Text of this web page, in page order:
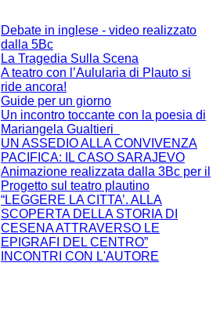
Debate in inglese - video realizzato
dalla 5Bc
La Tragedia Sulla Scena
A teatro con l’Aulularia di Plauto si
ride ancora!
Guide per un giorno
Un incontro toccante con la poesia di
Mariangela Gualtieri
UN ASSEDIO ALLA CONVIVENZA
PACIFICA: IL CASO SARAJEVO
Animazione realizzata dalla 3Bc per il
Progetto sul teatro plautino
“LEGGERE LA CITTA’. ALLA
SCOPERTA DELLA STORIA DI
CESENA ATTRAVERSO LE
EPIGRAFI DEL CENTRO”
INCONTRI CON L'AUTORE